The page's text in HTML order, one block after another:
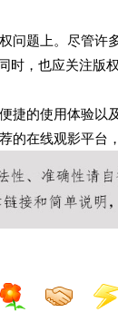
问题上。尽管
时，也应关注版
捷的使用体验
的在线观影平台